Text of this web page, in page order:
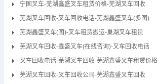
宁国叉车-芜湖鑫盛叉车租赁价格-芜湖叉车回收
芜湖叉车回收-叉车回收电话-芜湖鑫盛叉车(多图)
芜湖鑫盛叉车(图)-叉车租赁搬运-巢湖叉车租赁
芜湖叉车回收-鑫盛叉车(在线咨询)-叉车回收电话
叉车回收电话-芜湖叉车回收-芜湖鑫盛叉车租赁价格
芜湖叉车回收-叉车回收公司-芜湖鑫盛叉车回收